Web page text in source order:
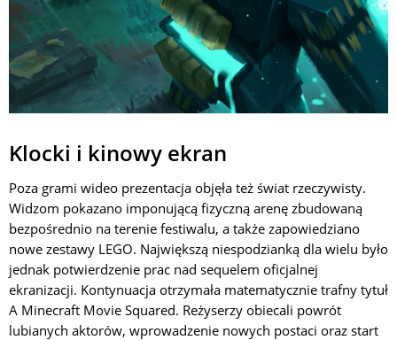
Klocki i kinowy ekran
Poza grami wideo prezentacja objęła też świat rzeczywisty.
Widzom pokazano imponującą fizyczną arenę zbudowaną
bezpośrednio na terenie festiwalu, a także zapowiedziano
nowe zestawy LEGO. Największą niespodzianką dla wielu było
jednak potwierdzenie prac nad sequelem oficjalnej
ekranizacji. Kontynuacja otrzymała matematycznie trafny tytuł
A Minecraft Movie Squared. Reżyserzy obiecali powrót
lubianych aktorów, wprowadzenie nowych postaci oraz start